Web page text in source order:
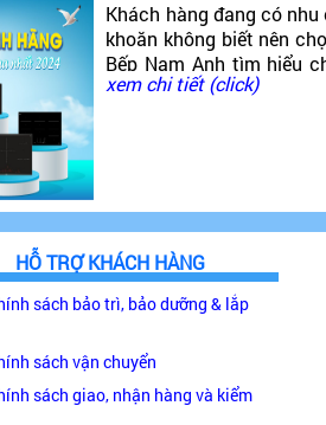
Khách hàng đang có
khoăn không biết nên
Bếp Nam Anh tìm hiểu
giá phải chăng, chất
xem chi tiết (click)
HỖ TRỢ KHÁCH HÀNG
sách bảo trì, bảo dưỡng & lắp
sách vận chuyển
sách giao, nhận hàng và kiểm